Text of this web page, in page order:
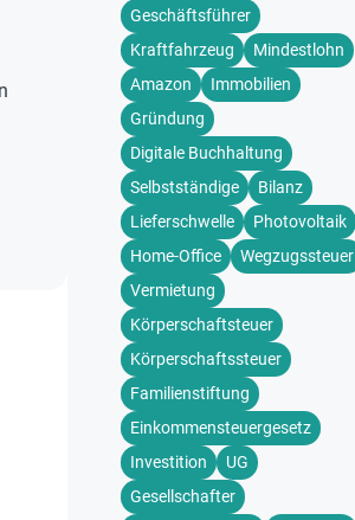
Geschäftsführer
Kraftfahrzeug
Mindestlohn
Amazon
Immobilien
Gründung
Digitale Buchhaltung
Selbstständige
Bilanz
Lieferschwelle
Photovoltaik
Home-Office
Wegzugssteuer
Vermietung
Körperschaftsteuer
Körperschaftssteuer
Familienstiftung
Einkommensteuergesetz
Investition
UG
Gesellschafter